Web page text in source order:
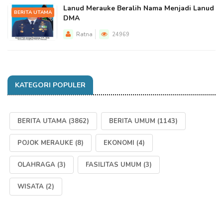
BERITA UTAMA
Lanud Merauke Beralih Nama Menjadi Lanud
DMA
Ratna 24969
KATEGORI POPULER
BERITA UTAMA (3862) BERITA UMUM (1143)
POJOK MERAUKE (8) EKONOMI (4)
OLAHRAGA (3) FASILITAS UMUM (3)
WISATA (2)